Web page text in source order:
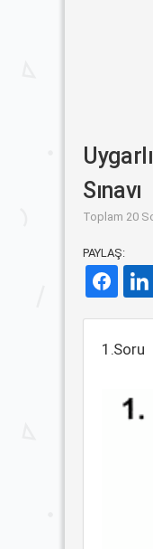
Sınavı
Toplam 20
PAYLAŞ:
1.Soru